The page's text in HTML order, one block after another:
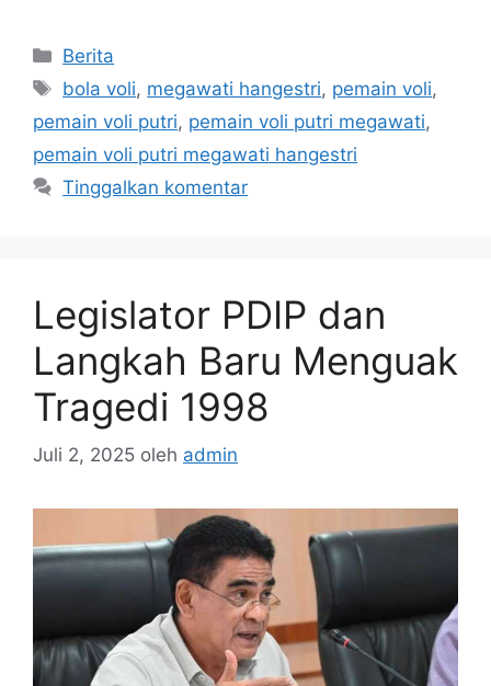
Kategori
Berita
Tag
bola voli, megawati hangestri, pemain voli,
pemain voli putri, pemain voli putri megawati,
pemain voli putri megawati hangestri
Tinggalkan komentar
Legislator PDIP dan
Langkah Baru Menguak
Tragedi 1998
Juli 2, 2025 oleh admin